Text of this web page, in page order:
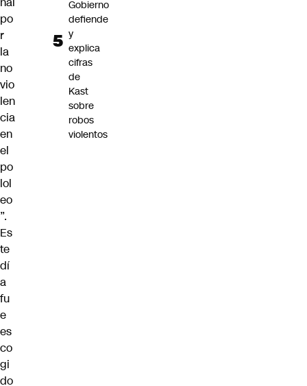
po
r
la
no
vio
len
cia
en
el
po
lol
eo
”.
Es
te
dí
a
fu
e
es
co
gi
do
Gobierno
defiende
y
explica
cifras
de
Kast
sobre
robos
violentos